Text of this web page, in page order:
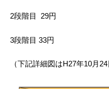
2段階目 29円
3段階目 33円
（下記詳細図はH27年10月